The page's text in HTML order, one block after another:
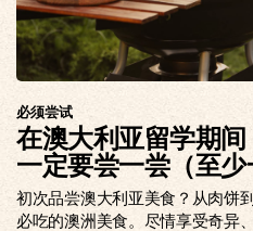
必须尝试
在澳大利亚留学期
一定要尝一尝（至少
初次品尝澳大利亚美食？从肉饼
必吃的澳洲美食。尽情享受奇异